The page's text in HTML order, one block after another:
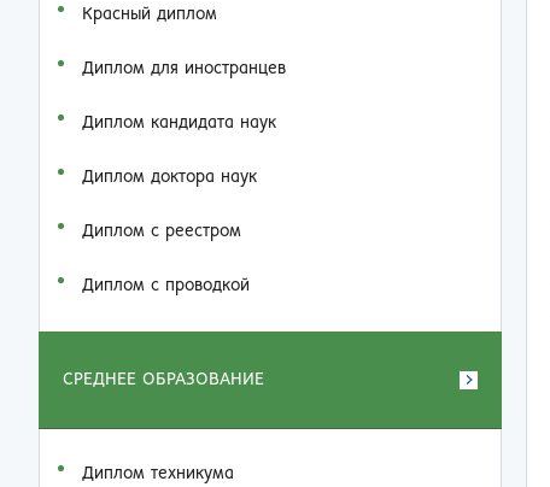
Красный диплом
Диплом для иностранцев
Диплом кандидата наук
Диплом доктора наук
Диплом с реестром
Диплом с проводкой
СРЕДНЕЕ ОБРАЗОВАНИЕ
Диплом техникума